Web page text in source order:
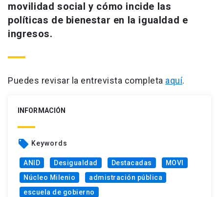
movilidad social y cómo incide las
políticas de bienestar en la igualdad e
ingresos.
Puedes revisar la entrevista completa aquí.
INFORMACIÓN
local_offer Keywords
ANID Desigualdad Destacadas
MOVI
Núcleo Milenio
admistración pública
escuela de gobierno